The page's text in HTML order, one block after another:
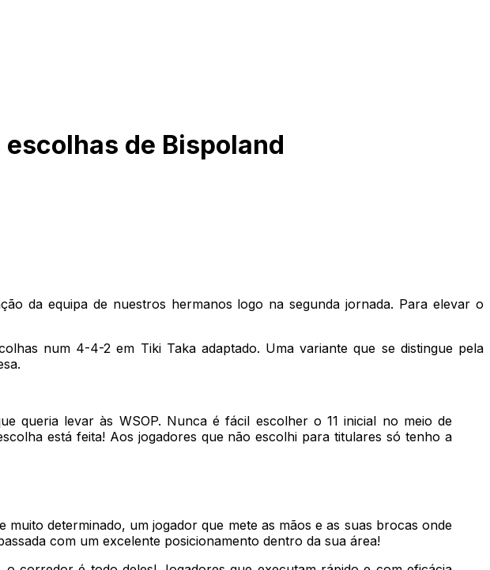
escolhas de Bispoland
da equipa de nuestros hermanos logo na segunda jornada. Para elevar o
num 4-4-2 em Tiki Taka adaptado. Uma variante que se distingue pela
queria levar às WSOP. Nunca é fácil escolher o 11 inicial no meio de
está feita! Aos jogadores que não escolhi para titulares só tenho a
determinado, um jogador que mete as mãos e as suas brocas onde
com um excelente posicionamento dentro da sua área!